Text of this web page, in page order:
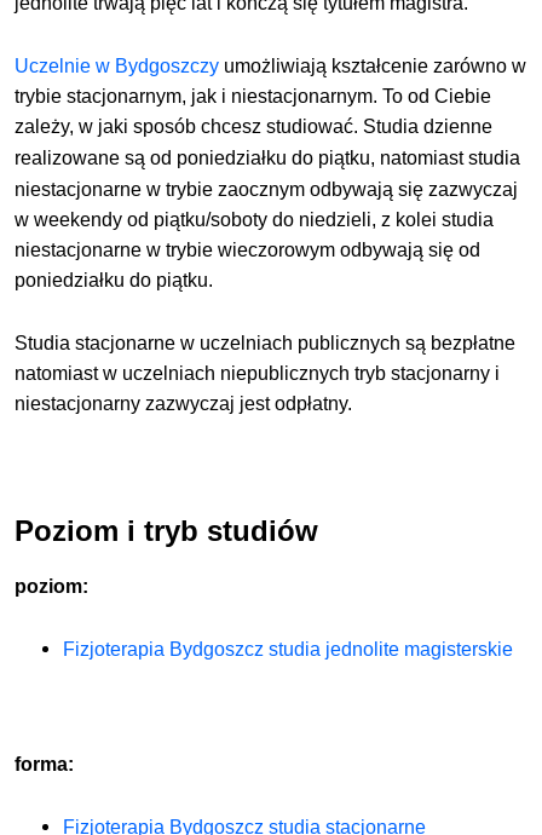
Uczelnie w Bydgoszczy umożliwiają kształcenie zarówno w
trybie stacjonarnym, jak i niestacjonarnym. To od Ciebie
zależy, w jaki sposób chcesz studiować. Studia dzienne
realizowane są od poniedziałku do piątku, natomiast studia
niestacjonarne w trybie zaocznym odbywają się zazwyczaj
w weekendy od piątku/soboty do niedzieli, z kolei studia
niestacjonarne w trybie wieczorowym odbywają się od
poniedziałku do piątku.
Studia stacjonarne w uczelniach publicznych są bezpłatne
natomiast w uczelniach niepublicznych tryb stacjonarny i
niestacjonarny zazwyczaj jest odpłatny.
Poziom i tryb studiów
poziom:
Fizjoterapia Bydgoszcz studia jednolite magisterskie
forma:
Fizjoterapia Bydgoszcz studia stacjonarne